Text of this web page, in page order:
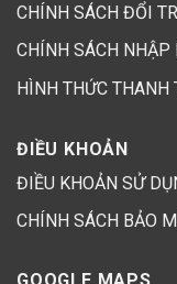
CHÍNH SÁCH ĐỔI
CHÍNH SÁCH NHẬP
HÌNH THỨC THANH
ĐIỀU KHOẢN
ĐIỀU KHOẢN SỬ
CHÍNH SÁCH BẢO